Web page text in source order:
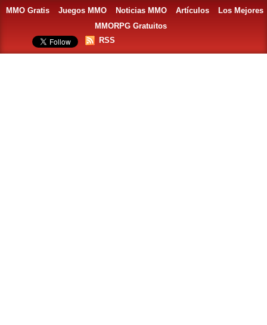
MMO Gratis Juegos MMO Noticias MMO Artículos
Los Mejores
MMORPG Gratuitos
RSS